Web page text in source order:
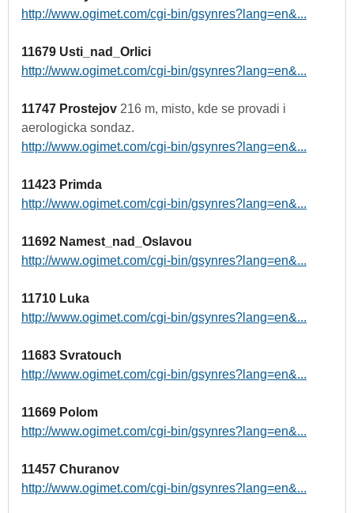
http://www.ogimet.com/cgi-bin/gsynres?lang=en&...
11679 Usti_nad_Orlici
http://www.ogimet.com/cgi-bin/gsynres?lang=en&...
11747 Prostejov 216 m, misto, kde se provadi i
aerologicka sondaz.
http://www.ogimet.com/cgi-bin/gsynres?lang=en&...
11423 Primda
http://www.ogimet.com/cgi-bin/gsynres?lang=en&...
11692 Namest_nad_Oslavou
http://www.ogimet.com/cgi-bin/gsynres?lang=en&...
11710 Luka
http://www.ogimet.com/cgi-bin/gsynres?lang=en&...
11683 Svratouch
http://www.ogimet.com/cgi-bin/gsynres?lang=en&...
11669 Polom
http://www.ogimet.com/cgi-bin/gsynres?lang=en&...
11457 Churanov
http://www.ogimet.com/cgi-bin/gsynres?lang=en&...